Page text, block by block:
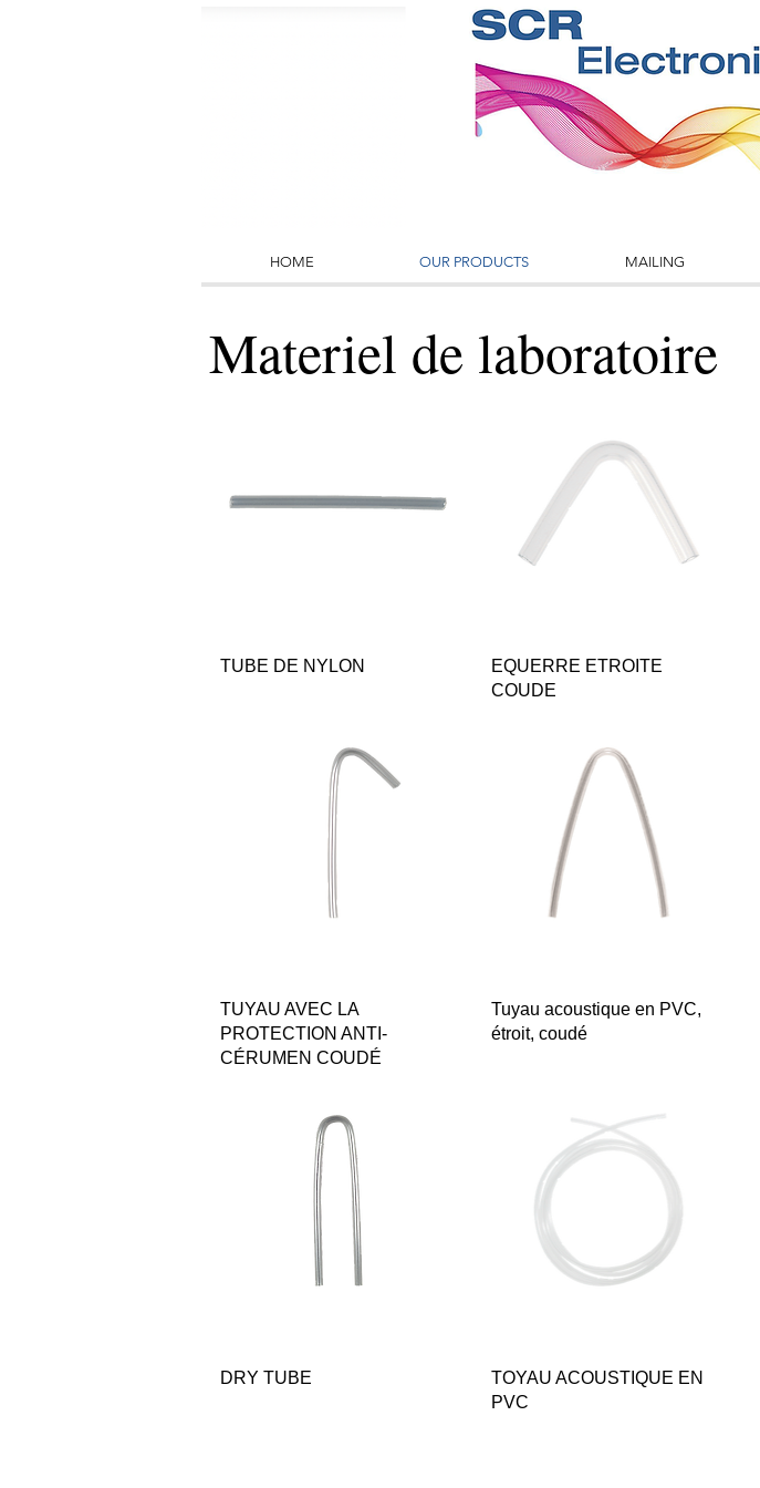
HOME OUR PRODUCTS MAILING
Quick View
TUBE DE NYLON Quick View
EQUERRE ETROITE
COUDE
Quick View
TUYAU AVEC LA
PROTECTION ANTI-
CÉRUMEN COUDÉ
Quick View
Tuyau acoustique en PVC,
étroit, coudé
Quick View
DRY TUBE Quick View
TOYAU ACOUSTIQUE EN
PVC
Materiel de laboratoire